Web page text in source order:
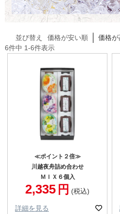
並び替え 価格が安い順 価格
6件中 1-6件表示
≪ポイント２倍≫
川越夜舟詰め合わせ
ＭＩＸ６個入
2,335 税込
詳細を見る